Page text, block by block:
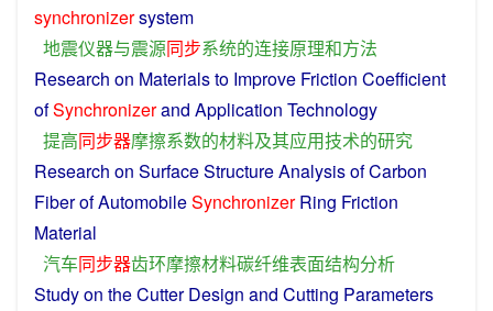
synchronizersystem
地震仪器与震源同步系统的连接原理和方法
Research on Materialsto Improve Friction Coefficient
ofSynchronizerand Application Technology
提高同步器摩擦系数的材料及其应用技术的研究
Research on SurfaceStructureAnalysisof Carbon
Fiber ofAutomobileSynchronizer Ring Friction
Material
汽车同步器齿环摩擦材料碳纤维表面结构分析
Study on theCutter Design and Cutting Parameters